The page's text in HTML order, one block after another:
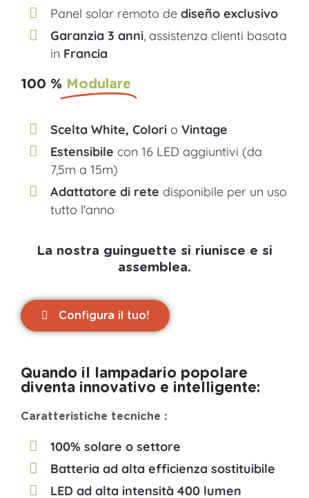
Panel solar remoto dediseño exclusivo
Garanzia 3 anni , assistenza clienti basata
in Francia
100 % Modulare
Scelta White, Colori oVintage
Estensibile con 16 LED aggiuntivi (da
7,5m a 15m)
Adattatore di rete disponibile per un uso
tutto l'anno
La nostra guinguette si riunisce e si
assemblea.
Configura il tuo!
Quando il lampadario popolare
diventa innovativo e intelligente:
Caratteristiche tecniche :
100% solare o settore
Batteria ad alta efficienza sostituibile
LED ad alta intensità 400 lumen